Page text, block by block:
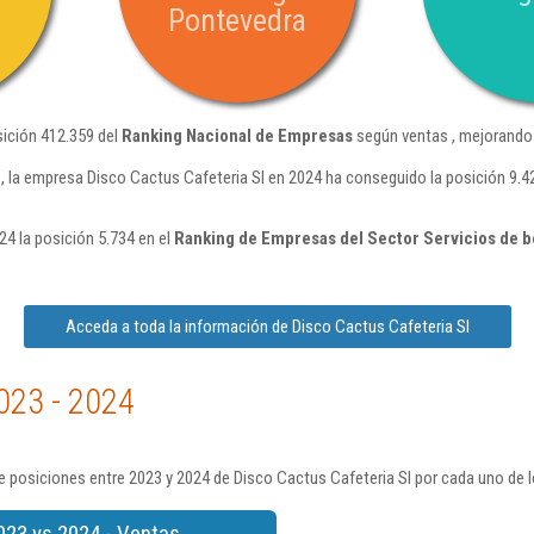
Pontevedra
412.359 del Ranking Nacional de Empresassegún ventas ,
la empresa Disco Cactus Cafeteria Sl en 2024 ha conseguido la posición
la posición 5.734 en el Ranking de Empresas del Sector Servicios de
Acceda a toda la información de Disco Cactus Cafeteria Sl
- 2024
entre 2023 y 2024 de Disco Cactus Cafeteria Sl por cada uno de